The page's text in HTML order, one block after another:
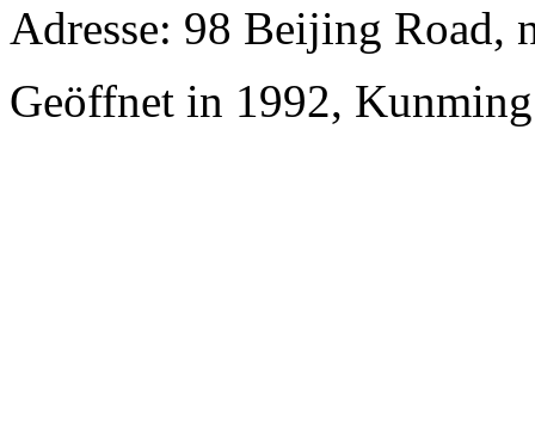
Adresse: 98 Beijing Road,
Geöffnet in 1992,